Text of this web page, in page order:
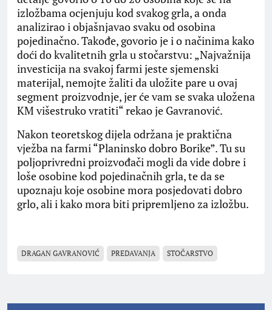
izložbama ocjenjuju kod svakog grla, a onda
analizirao i objašnjavao svaku od osobina
pojedinačno. Takođe, govorio je i o načinima kako
doći do kvalitetnih grla u stočarstvu: „Najvažnija
investicija na svakoj farmi jeste sjemenski
materijal, nemojte žaliti da uložite pare u ovaj
segment proizvodnje, jer će vam se svaka uložena
KM višestruko vratiti“ rekao je Gavranović.
Nakon teoretskog dijela održana je praktična
vježba na farmi “Planinsko dobro Borike”. Tu su
poljoprivredni proizvođači mogli da vide dobre i
loše osobine kod pojedinačnih grla, te da se
upoznaju koje osobine mora posjedovati dobro
grlo, ali i kako mora biti pripremljeno za izložbu.
DRAGAN GAVRANOVIĆ PREDAVANJA STOČARSTVO